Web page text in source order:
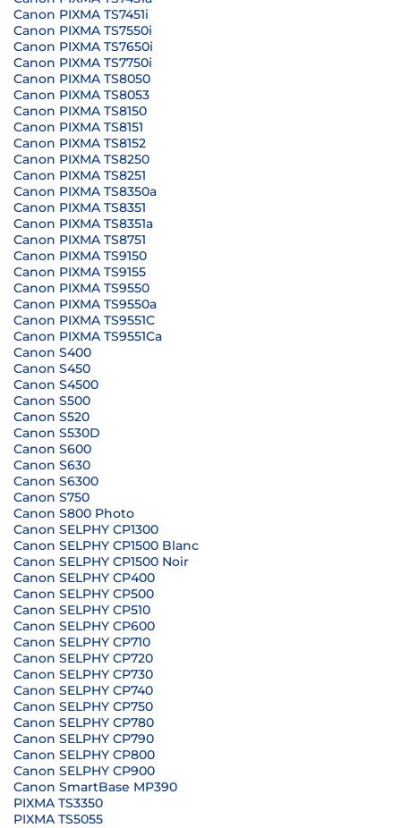
Canon PIXMA TS7451i
Canon PIXMA TS7550i
Canon PIXMA TS7650i
Canon PIXMA TS7750i
Canon PIXMA TS8050
Canon PIXMA TS8053
Canon PIXMA TS8150
Canon PIXMA TS8151
Canon PIXMA TS8152
Canon PIXMA TS8250
Canon PIXMA TS8251
Canon PIXMA TS8350a
Canon PIXMA TS8351
Canon PIXMA TS8351a
Canon PIXMA TS8751
Canon PIXMA TS9150
Canon PIXMA TS9155
Canon PIXMA TS9550
Canon PIXMA TS9550a
Canon PIXMA TS9551C
Canon PIXMA TS9551Ca
Canon S400
Canon S450
Canon S4500
Canon S500
Canon S520
Canon S530D
Canon S600
Canon S630
Canon S6300
Canon S750
Canon S800 Photo
Canon SELPHY CP1300
Canon SELPHY CP1500 Blanc
Canon SELPHY CP1500 Noir
Canon SELPHY CP400
Canon SELPHY CP500
Canon SELPHY CP510
Canon SELPHY CP600
Canon SELPHY CP710
Canon SELPHY CP720
Canon SELPHY CP730
Canon SELPHY CP740
Canon SELPHY CP750
Canon SELPHY CP780
Canon SELPHY CP790
Canon SELPHY CP800
Canon SELPHY CP900
Canon SmartBase MP390
PIXMA TS3350
PIXMA TS5055